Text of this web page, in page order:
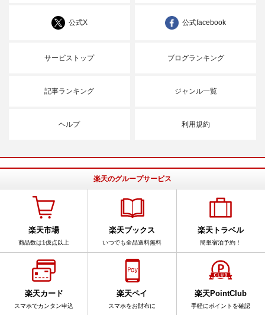
公式X 公式facebook
サービストップ ブログランキング
記事ランキング ジャンル一覧
ヘルプ 利用規約
楽天のグループサービス
楽天市場
商品数は1億点以上
楽天ブックス
いつでも全品送料無料
楽天トラベル
簡単宿泊予約！
楽天カード
スマホでカンタン申込
楽天ペイ
スマホをお財布に
楽天PointClub
手軽にポイントを確認